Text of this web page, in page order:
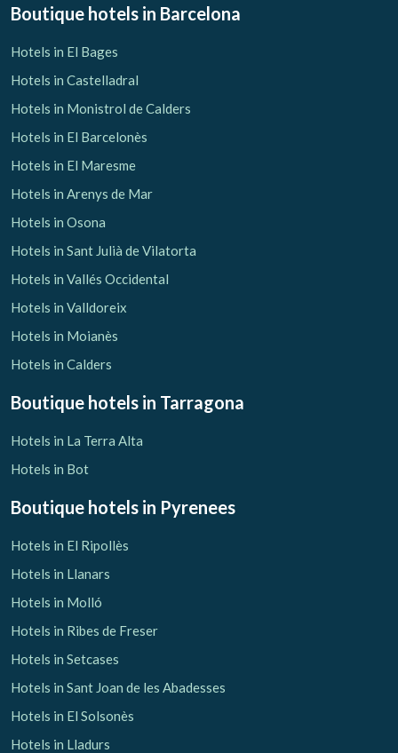
Boutique hotels in Barcelona
Hotels in El Bages
Hotels in Castelladral
Hotels in Monistrol de Calders
Hotels in El Barcelonès
Hotels in El Maresme
Hotels in Arenys de Mar
Hotels in Osona
Hotels in Sant Julià de Vilatorta
Hotels in Vallés Occidental
Hotels in Valldoreix
Hotels in Moianès
Hotels in Calders
Boutique hotels in Tarragona
Hotels in La Terra Alta
Hotels in Bot
Boutique hotels in Pyrenees
Hotels in El Ripollès
Hotels in Llanars
Hotels in Molló
Hotels in Ribes de Freser
Hotels in Setcases
Hotels in Sant Joan de les Abadesses
Hotels in El Solsonès
Hotels in Lladurs